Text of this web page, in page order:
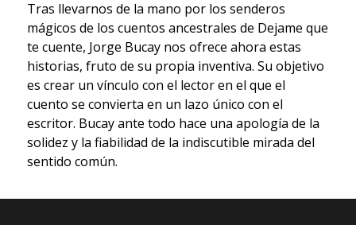
Tras llevarnos de la mano por los senderos
mágicos de los cuentos ancestrales de Dejame que
te cuente, Jorge Bucay nos ofrece ahora estas
historias, fruto de su propia inventiva. Su objetivo
es crear un vínculo con el lector en el que el
cuento se convierta en un lazo único con el
escritor. Bucay ante todo hace una apología de la
solidez y la fiabilidad de la indiscutible mirada del
sentido común.